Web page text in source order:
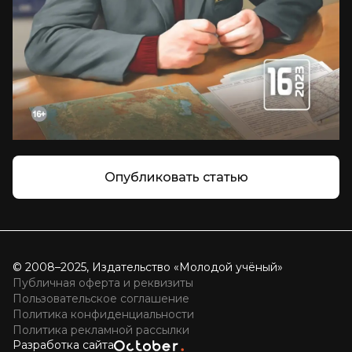
Опубликовать статью
© 2008–2025, Издательство «Молодой учёный»
Публичная оферта и реквизиты
Пользовательское соглашение
Политика конфиденциальности
Политика рекламной рассылки
Разработка сайта